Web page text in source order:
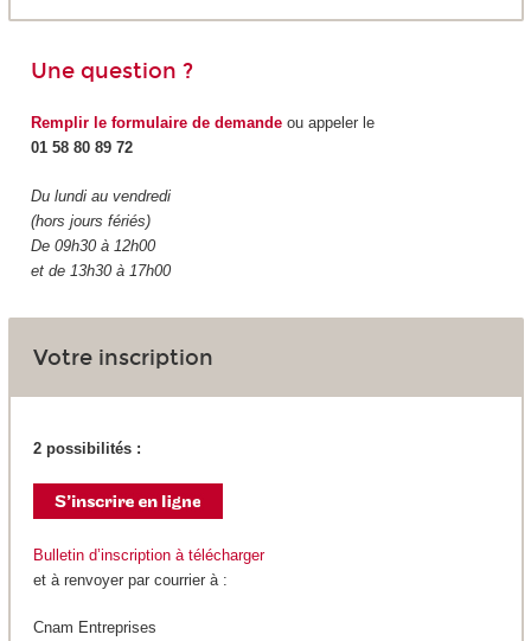
Une question ?
Remplir le formulaire de demandeou appeler le
01 58 80 89 72
Du lundi au vendredi
(hors jours fériés)
De 09h30 à 12h00
et de 13h30 à 17h00
Votre inscription
2 possibilités :
Bulletin d’inscription à télécharger
et à renvoyer par courrier à :
Cnam Entreprises